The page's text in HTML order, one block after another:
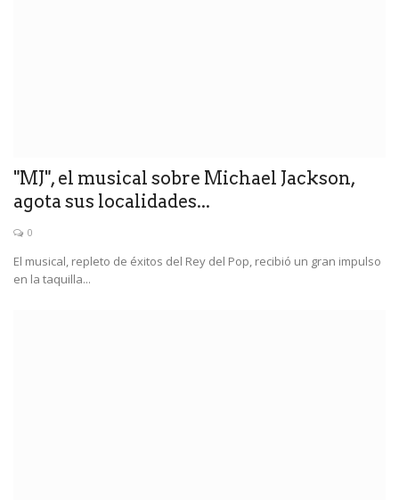
"MJ", el musical sobre Michael Jackson,
agota sus localidades...
0
El musical, repleto de éxitos del Rey del Pop, recibió un gran impulso
en la taquilla...